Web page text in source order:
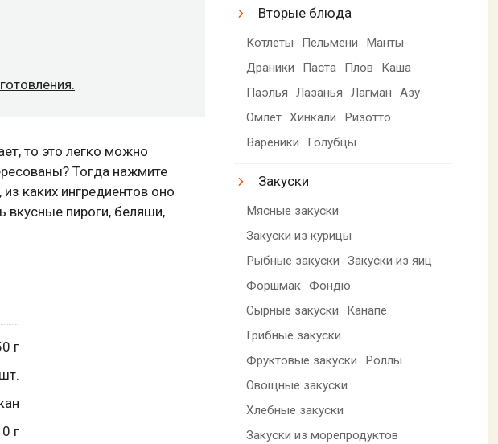
то это легко можно
Тогда нажмите
каких ингредиентов оно
вкусные пироги, беляши,
г
шт.
г
Вторые блюда
Котлеты Пельмени
Манты
Драники
Паста Плов
Каша
Паэлья
Лазанья Лагман
Азу
Омлет Хинкали
Ризотто
Вареники
Голубцы
Закуски
Мясные закуски
Закуски из курицы
Рыбные закуски
Закуски из яиц
Форшмак Фондю
Сырные закуски
Канапе
Грибные закуски
Фруктовые закуски
Роллы
Овощные закуски
Хлебные закуски
Закуски из морепродуктов